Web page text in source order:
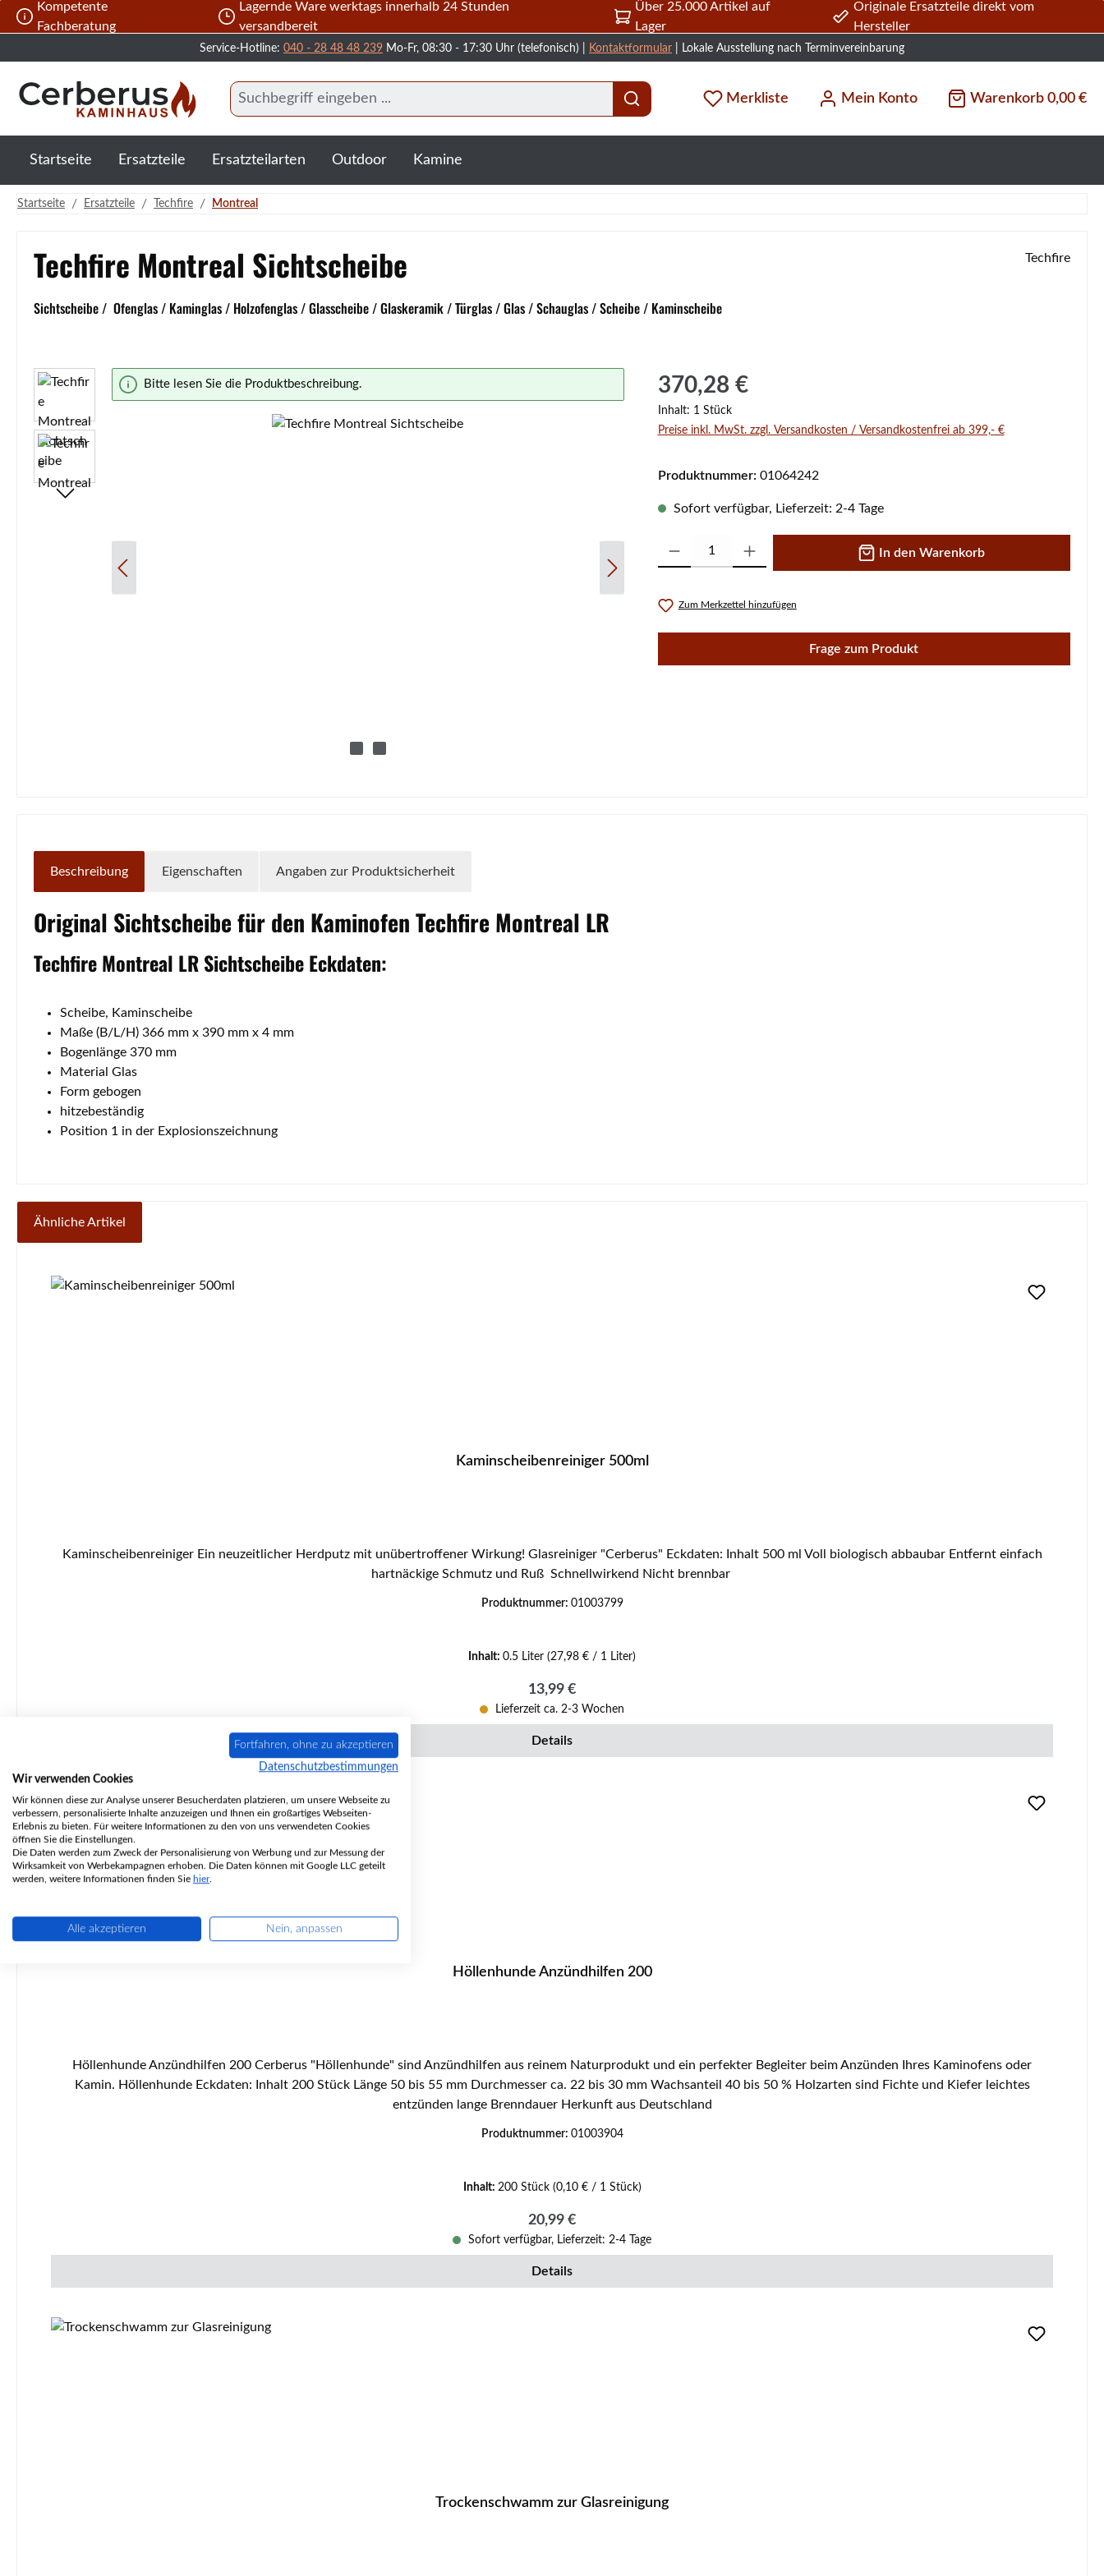
Hauptinhalt springen
Zur Suche springen
Zur Hauptnavigation springen
Kompetente
Fachberatung
Lagernde Ware werktags innerhalb 24 Stunden
versandbereit
Über 25.000 Artikel auf
Lager
Originale Ersatzteile direkt vom
Hersteller
Service-Hotline: 040 - 28 48 48 239 Mo-Fr, 08:30 - 17:30 Uhr (telefonisch) | Kontaktformular | Lokale Ausstellung nach Terminvereinbarung
Merkliste Mein Konto Warenkorb 0,00 €
Startseite Ersatzteile Ersatzteilarten Outdoor Kamine
Startseite / Ersatzteile / Techfire / Montreal
Techfire Montreal Sichtscheibe
Sichtscheibe / Ofenglas / Kaminglas / Holzofenglas / Glasscheibe / Glaskeramik / Türglas / Glas / Schauglas / Scheibe / Kaminscheibe
Techfire
Bildergalerie überspringen
Bitte lesen Sie die Produktbeschreibung.
Regulärer Preis:
370,28 €
Inhalt: 1 Stück
Preise inkl. MwSt. zzgl. Versandkosten / Versandkostenfrei ab 399,- €
Produktnummer: 01064242
Sofort verfügbar, Lieferzeit: 2-4 Tage
Produkt Anzahl: Gib den gewünschten Wert ein oder benutze die Schaltflächen um die
In den Warenkorb
Zum Merkzettel hinzufügen
Frage zum Produkt
Beschreibung Eigenschaften Angaben zur Produktsicherheit
Original Sichtscheibefür den KaminofenTechfire Montreal LR
TechfireMontreal LRSichtscheibeEckdaten:
Scheibe, Kaminscheibe
Maße (B/L/H) 366 mm x 390 mm x 4 mm
Bogenlänge 370 mm
Material Glas
Form gebogen
hitzebeständig
Position 1 in der Explosionszeichnung
Ähnliche Artikel
Kaminscheibenreiniger 500ml
Kaminscheibenreiniger Ein neuzeitlicher Herdputz mit unübertroffener Wirkung! Glasreiniger "Cerberus" Eckdaten: Inhalt 500 ml Voll biologisch abbaubar Entfernt einfach
hartnäckige Schmutz und Ruß Schnellwirkend Nicht brennbar
Produktnummer: 01003799
Inhalt: 0.5 Liter (27,98 € / 1 Liter)
Regulärer Preis:
13,99 €
Lieferzeit ca. 2-3 Wochen
Details
Nur 1 auf Lager!
Höllenhunde Anzündhilfen 200
Höllenhunde Anzündhilfen 200 Cerberus "Höllenhunde" sind Anzündhilfen aus reinem Naturprodukt und ein perfekter Begleiter beim Anzünden Ihres Kaminofens oder
Kamin. Höllenhunde Eckdaten: Inhalt 200 Stück Länge 50 bis 55 mm Durchmesser ca. 22 bis 30 mm Wachsanteil 40 bis 50 % Holzarten sind Fichte und Kiefer leichtes
entzünden lange Brenndauer Herkunft aus Deutschland
Produktnummer: 01003904
Inhalt: 200 Stück (0,10 € / 1 Stück)
Regulärer Preis:
20,99 €
Sofort verfügbar, Lieferzeit: 2-4 Tage
Details
Trockenschwamm zur Glasreinigung
Fortfahren, ohne zu akzeptieren
Datenschutzbestimmungen
Wir verwenden Cookies
Wir können diese zur Analyse unserer Besucherdaten platzieren, um unsere Webseite zu
verbessern, personalisierte Inhalte anzuzeigen und Ihnen ein großartiges Webseiten-
Erlebnis zu bieten. Für weitere Informationen zu den von uns verwendeten Cookies
öffnen Sie die Einstellungen.
Die Daten werden zum Zweck der Personalisierung von Werbung und zur Messung der
Wirksamkeit von Werbekampagnen erhoben. Die Daten können mit Google LLC geteilt
werden, weitere Informationen finden Sie hier.
Alle akzeptieren Nein, anpassen